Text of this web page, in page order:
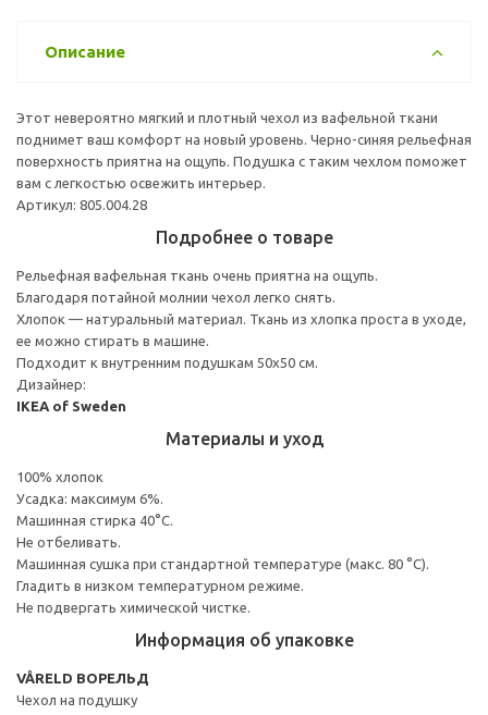
Описание
Этот невероятно мягкий и плотный чехол из вафельной ткани
поднимет ваш комфорт на новый уровень. Черно-синяя рельефная
поверхность приятна на ощупь. Подушка с таким чехлом поможет
вам с легкостью освежить интерьер.
Артикул: 805.004.28
Подробнее о товаре
Рельефная вафельная ткань очень приятна на ощупь.
Благодаря потайной молнии чехол легко снять.
Хлопок — натуральный материал. Ткань из хлопка проста в уходе,
ее можно стирать в машине.
Подходит к внутренним подушкам 50х50 см.
Дизайнер:
IKEA of Sweden
Материалы и уход
100% хлопок
Усадка: максимум 6%.
Машинная стирка 40°С.
Не отбеливать.
Машинная сушка при стандартной температуре (макс. 80 °C).
Гладить в низком температурном режиме.
Не подвергать химической чистке.
Информация об упаковке
VÅRELD ВОРЕЛЬД
Чехол на подушку